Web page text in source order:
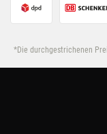
*Die durchgestrichenen